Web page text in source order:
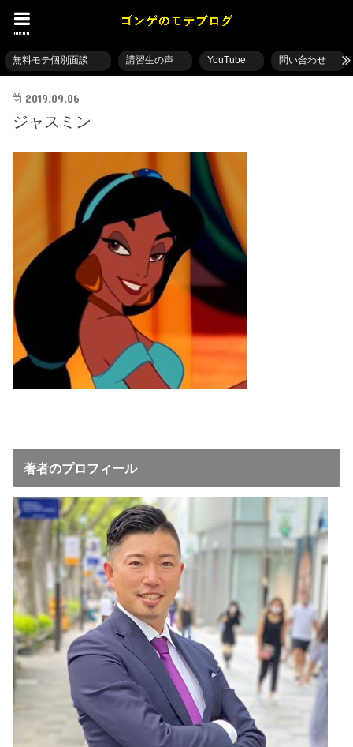
menu
無料モテ個別面談 講習生の声 YouTube 問い合わせ
2019.09.06
ジャスミン
著者のプロフィール